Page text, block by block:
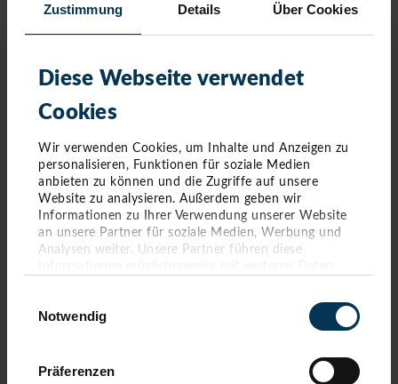
Zustimmung Details Über Cookies
Diese Webseite verwendet
Cookies
Wir verwenden Cookies, um Inhalte und Anzeigen zu
personalisieren, Funktionen für soziale Medien
anbieten zu können und die Zugriffe auf unsere
Website zu analysieren. Außerdem geben wir
Informationen zu Ihrer Verwendung unserer Website
an unsere Partner für soziale Medien, Werbung und
Analysen weiter. Unsere Partner führen diese
sie im Rahmen Ihrer Nutzung der Dienste gesammelt
haben. Sie geben Einwilligung zu unseren Cookies,
Notwendig
Präferenzen
2020
Dezember 2020(1 Eintrag)
September 2020(3 Einträge)
August 2020 (1 Eintrag)
Juli 2020
Mai 2020 (3 Einträge)
März 2020 (8 Einträge)
Februar 2020(6 Einträge)
Januar 2020(4 Einträge)